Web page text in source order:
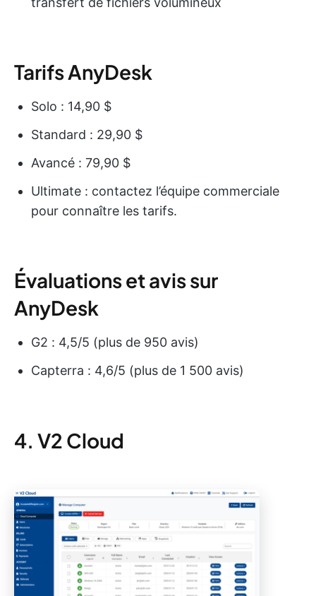
Tarifs AnyDesk
Solo : 14,90 $
Standard : 29,90 $
Avancé : 79,90 $
Ultimate : contactez l’équipe commerciale
pour connaître les tarifs.
Évaluations et avis sur
AnyDesk
G2 : 4,5/5 (plus de 950 avis)
Capterra : 4,6/5 (plus de 1 500 avis)
4. V2 Cloud